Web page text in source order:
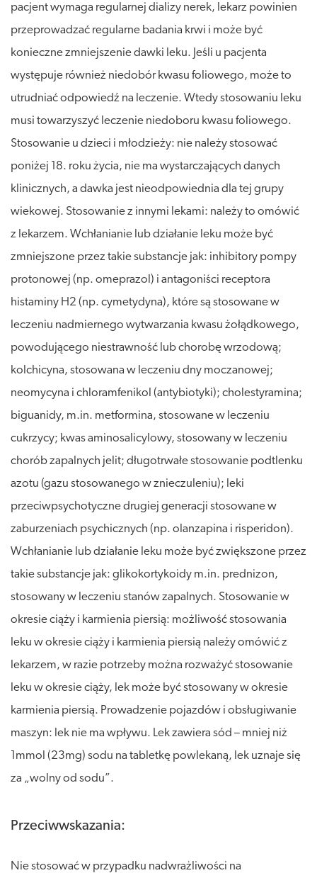
pacjent wymaga regularnej dializy nerek, lekarz powinien
przeprowadzać regularne badania krwi i może być
konieczne zmniejszenie dawki leku. Jeśli u pacjenta
występuje również niedobór kwasu foliowego, może to
utrudniać odpowiedź na leczenie. Wtedy stosowaniu leku
musi towarzyszyć leczenie niedoboru kwasu foliowego.
Stosowanie u dzieci i młodzieży: nie należy stosować
poniżej 18. roku życia, nie ma wystarczających danych
klinicznych, a dawka jest nieodpowiednia dla tej grupy
wiekowej. Stosowanie z innymi lekami: należy to omówić
z lekarzem. Wchłanianie lub działanie leku może być
zmniejszone przez takie substancje jak: inhibitory pompy
protonowej (np. omeprazol) i antagoniści receptora
histaminy H2 (np. cymetydyna), które są stosowane w
leczeniu nadmiernego wytwarzania kwasu żołądkowego,
powodującego niestrawność lub chorobę wrzodową;
kolchicyna, stosowana w leczeniu dny moczanowej;
neomycyna i chloramfenikol (antybiotyki); cholestyramina;
biguanidy, m.in. metformina, stosowane w leczeniu
cukrzycy; kwas aminosalicylowy, stosowany w leczeniu
chorób zapalnych jelit; długotrwałe stosowanie podtlenku
azotu (gazu stosowanego w znieczuleniu); leki
przeciwpsychotyczne drugiej generacji stosowane w
zaburzeniach psychicznych (np. olanzapina i risperidon).
Wchłanianie lub działanie leku może być zwiększone przez
takie substancje jak: glikokortykoidy m.in. prednizon,
stosowany w leczeniu stanów zapalnych. Stosowanie w
okresie ciąży i karmienia piersią: możliwość stosowania
leku w okresie ciąży i karmienia piersią należy omówić z
lekarzem, w razie potrzeby można rozważyć stosowanie
leku w okresie ciąży, lek może być stosowany w okresie
karmienia piersią. Prowadzenie pojazdów i obsługiwanie
maszyn: lek nie ma wpływu. Lek zawiera sód – mniej niż
1mmol (23mg) sodu na tabletkę powlekaną, lek uznaje się
za „wolny od sodu”.
Przeciwwskazania:
Nie stosować w przypadku nadwrażliwości na